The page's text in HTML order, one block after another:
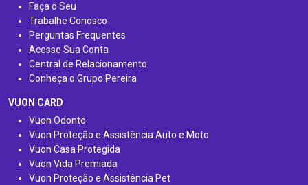
Faça o Seu
Trabalhe Conosco
Perguntas Frequentes
Acesse Sua Conta
Central de Relacionamento
Conheça o Grupo Pereira
VUON CARD
Vuon Odonto
Vuon Proteção e Assistência Auto e Moto
Vuon Casa Protegida
Vuon Vida Premiada
Vuon Proteção e Assistência Pet